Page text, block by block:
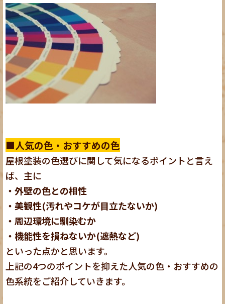
■人気の色・おすすめの色
屋根塗装の色選びに関して気になるポイントと言え
ば、主に
・外壁の色との相性
・美観性(汚れやコケが目立たないか)
・ 周辺環境に馴染むか
・機能性を損ねないか(遮熱など)
といった点かと思います。
上記の4つのポイントを抑えた人気の色・おすすめの
色系統をご紹介していきます。